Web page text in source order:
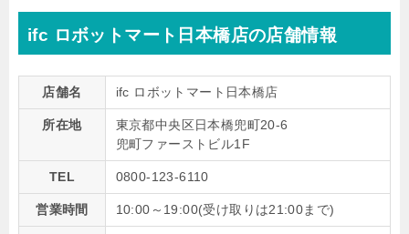
ifc ロボットマート日本橋店の店舗情報
店舗名 ifc ロボットマート日本橋店
所在地
東京都中央区日本橋兜町20-6
兜町ファーストビル1F
TEL 0800-123-6110
営業時間 10:00～19:00(受け取りは21:00まで)